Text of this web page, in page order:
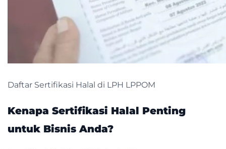
Daftar Sertifikasi Halal di LPH LPPOM
Kenapa Sertifikasi Halal Penting
untuk Bisnis Anda?